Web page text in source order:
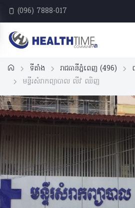
(096) 7888-017
ទីតាំង រាជធានីភ្នំពេញ (496)
មន្ទីរសំរាកព្យាបាល លីវ ឈិញ